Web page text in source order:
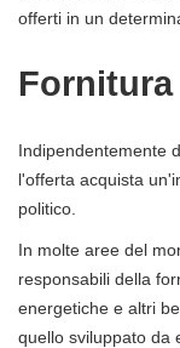
offerti in un
Fornitura
Indipendentemente
l'offerta acquista
politico.
In molte aree del
responsabili della
energetiche e altri
quello sviluppato da